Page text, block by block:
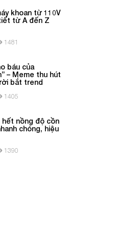
khoan từ 110V
từ A đến Z
1481
báu của
– Meme thu hút
bắt trend
1405
hết nồng độ cồn
chóng, hiệu
1390